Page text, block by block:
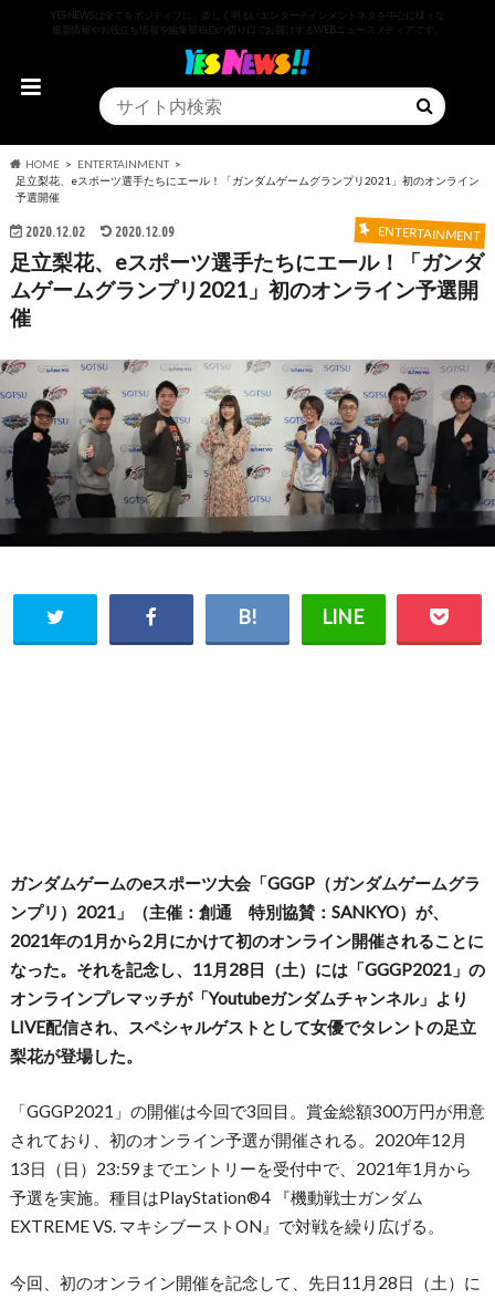
YESNEWSは全てをポジティブに、楽しく明るいエンターテインメントネタを中心に様々な
最新情報やお役立ち情報を編集部独自の切り口でお届けするWEBニュースメディアです。
HOME
ENTERTAINMENT
足立梨花、eスポーツ選手たちにエール！「ガンダムゲームグランプリ2021」初のオンライン
予選開催
2020.12.02 2020.12.09 ENTERTAINMENT
足立梨花、eスポーツ選手たちにエール！「ガンダ
ムゲームグランプリ2021」初のオンライン予選開
催
ガンダムゲームのeスポーツ大会「GGGP（ガンダムゲームグラ
ンプリ）2021」（主催：創通 特別協賛：SANKYO）が、
2021年の1月から2月にかけて初のオンライン開催されることに
なった。それを記念し、11月28日（土）には「GGGP2021」の
オンラインプレマッチが「Youtubeガンダムチャンネル」より
LIVE配信され、スペシャルゲストとして女優でタレントの足立
梨花が登場した。
「GGGP2021」の開催は今回で3回目。賞金総額300万円が用意
されており、初のオンライン予選が開催される。2020年12月
13日（日）23:59までエントリーを受付中で、2021年1月から
予選を実施。種目はPlayStation®4 『機動戦士ガンダム
EXTREME VS. マキシブーストON』で対戦を繰り広げる。
今回、初のオンライン開催を記念して、先日11月28日（土）に